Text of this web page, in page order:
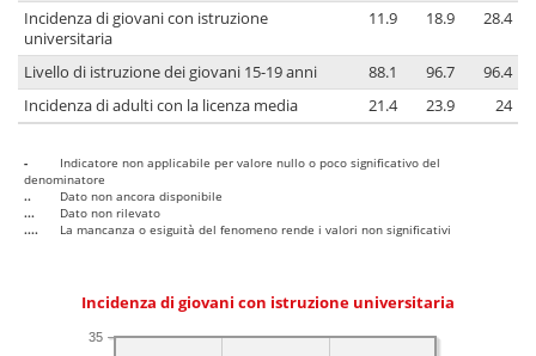
Incidenza di giovani con istruzione
universitaria
11.9 18.9 28.4
Livello di istruzione dei giovani 15-19 anni 88.1 96.7
96.4
Incidenza di adulti con la licenza media
21.4 23.9 24
-
Indicatore non applicabile per valore nullo o poco significativo del
denominatore
..
Dato non ancora disponibile
...
Dato non rilevato
....
La mancanza o esiguità del fenomeno rende i valori non significativi
Incidenza di giovani con istruzione universitaria
35